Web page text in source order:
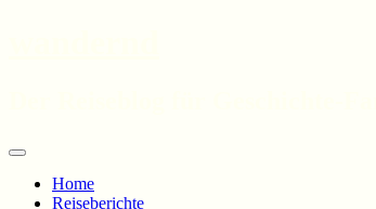
Menü
springen
Home
Reiseberichte